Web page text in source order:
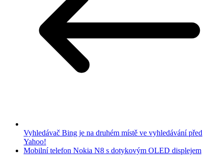
Vyhledávač Bing je na druhém místě ve vyhledávání před
Yahoo!
Mobilní telefon Nokia N8 s dotykovým OLED displejem